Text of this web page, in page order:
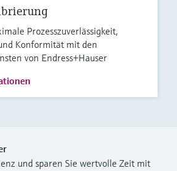
Prozesszuverlässigkeit,
Konformität mit den
von Endress+Hauser
und sparen Sie wertvolle Zeit mit